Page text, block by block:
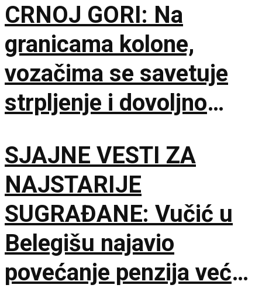
CRNOJ GORI: Na
granicama kolone,
vozačima se savetuje
strpljenje i dovoljno
SJAJNE VESTI ZA
NAJSTARIJE
SUGRAĐANE: Vučić u
Belegišu najavio
povećanje penzija već